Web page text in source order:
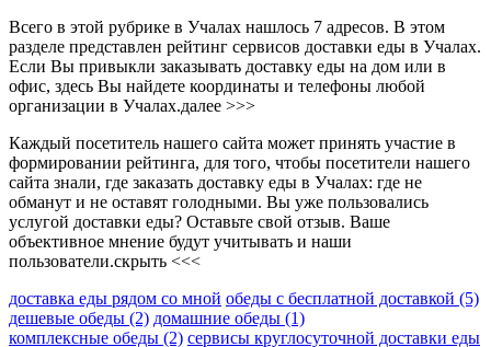
Всего в этой рубрике в Учалах нашлось 7 адресов. В этом
разделе представлен рейтинг сервисов доставки еды в Учалах.
Если Вы привыкли заказывать доставку еды на дом или в
офис, здесь Вы найдете координаты и телефоны любой
организации в Учалах.далее >>>
Каждый посетитель нашего сайта может принять участие в
формировании рейтинга, для того, чтобы посетители нашего
сайта знали, где заказать доставку еды в Учалах: где не
обманут и не оставят голодными. Вы уже пользовались
услугой доставки еды? Оставьте свой отзыв. Ваше
объективное мнение будут учитывать и наши
пользователи.скрыть <<<
доставка еды рядом со мной обеды с бесплатной доставкой (5)
дешевые обеды (2) домашние обеды (1)
комплексные обеды (2) сервисы круглосуточной доставки еды